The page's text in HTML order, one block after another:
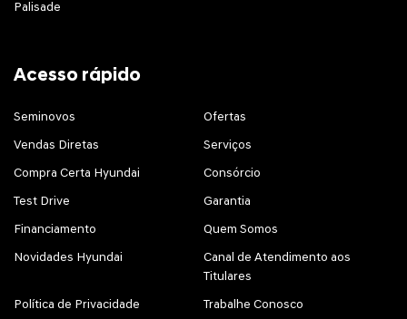
Palisade
Acesso rápido
Seminovos Ofertas
Vendas Diretas Serviços
Compra Certa Hyundai Consórcio
Test Drive Garantia
Financiamento Quem Somos
Novidades Hyundai
Canal de Atendimento aos
Titulares
Política de Privacidade Trabalhe Conosco